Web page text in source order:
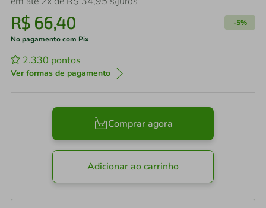
R$ 66,40 -5%
No pagamento com Pix
2.330 pontos
Ver formas de pagamento
Comprar agora
Adicionar ao carrinho